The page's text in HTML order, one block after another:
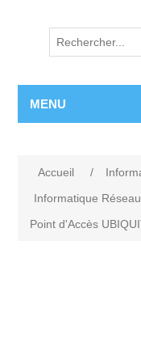
MENU
Accueil /
Informatique
Point d'Accès